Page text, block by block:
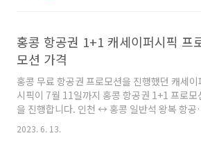
홍콩 항공권 1+1 캐세이퍼시픽 프
모션 가격
홍콩 무료 항공권 프로모션을 진행했던 캐세이
시픽이 7월 11일까지 홍콩 항공권 1+1 프로모
을 진행합니다. 인천 ↔ 홍콩 일반석 왕복 항공
1인 요금으로 2인 항공권을 구매할 수 있다는 뜻
인데요~ 선착순으로 진행되는 만큼 홍콩 여행 계
2023. 6. 13.